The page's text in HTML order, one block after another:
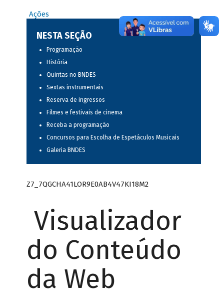
Ações
NESTA SEÇÃO
Programação
História
Quintas no BNDES
Sextas instrumentais
Reserva de ingressos
Filmes e festivais de cinema
Receba a programação
Concursos para Escolha de Espetáculos Musicais
Galeria BNDES
Z7_7QGCHA41LOR9E0AB4V47KI18M2
Visualizador
do Conteúdo
da Web